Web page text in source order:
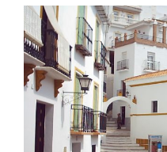
Ver
imagen
más
grande